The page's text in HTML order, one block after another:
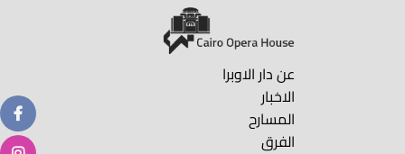
عن دار الاوبرا
الاخبار
المسارح
الفرق